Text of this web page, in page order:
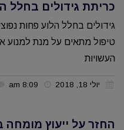
כריתת גידולים בחלל
גידולים בחלל הלוע פחות
טיפול מתאים על מנת למנוע
העשויות
יולי 18, 2018
החזר על ייעוץ מומחה